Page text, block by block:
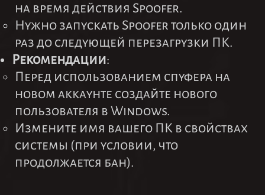
на время действия Spoofer.
Нужно запускать Spoofer только один
раз до следующей перезагрузки ПК.
Рекомендации:
Перед использованием спуфера на
новом аккаунте создайте нового
пользователя в Windows.
Измените имя вашего ПК в свойствах
системы (при условии, что
продолжается бан).